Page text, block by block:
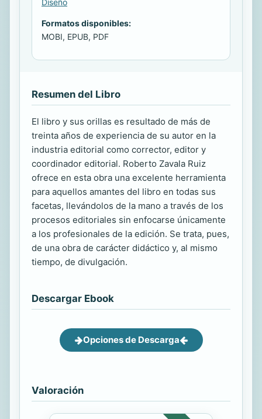
Diseño
Formatos disponibles:
MOBI, EPUB, PDF
Resumen del Libro
El libro y sus orillas es resultado de más de
treinta años de experiencia de su autor en la
industria editorial como corrector, editor y
coordinador editorial. Roberto Zavala Ruiz
ofrece en esta obra una excelente herramienta
para aquellos amantes del libro en todas sus
facetas, llevándolos de la mano a través de los
procesos editoriales sin enfocarse únicamente
a los profesionales de la edición. Se trata, pues,
de una obra de carácter didáctico y, al mismo
tiempo, de divulgación.
Descargar Ebook
Opciones de Descarga
Valoración